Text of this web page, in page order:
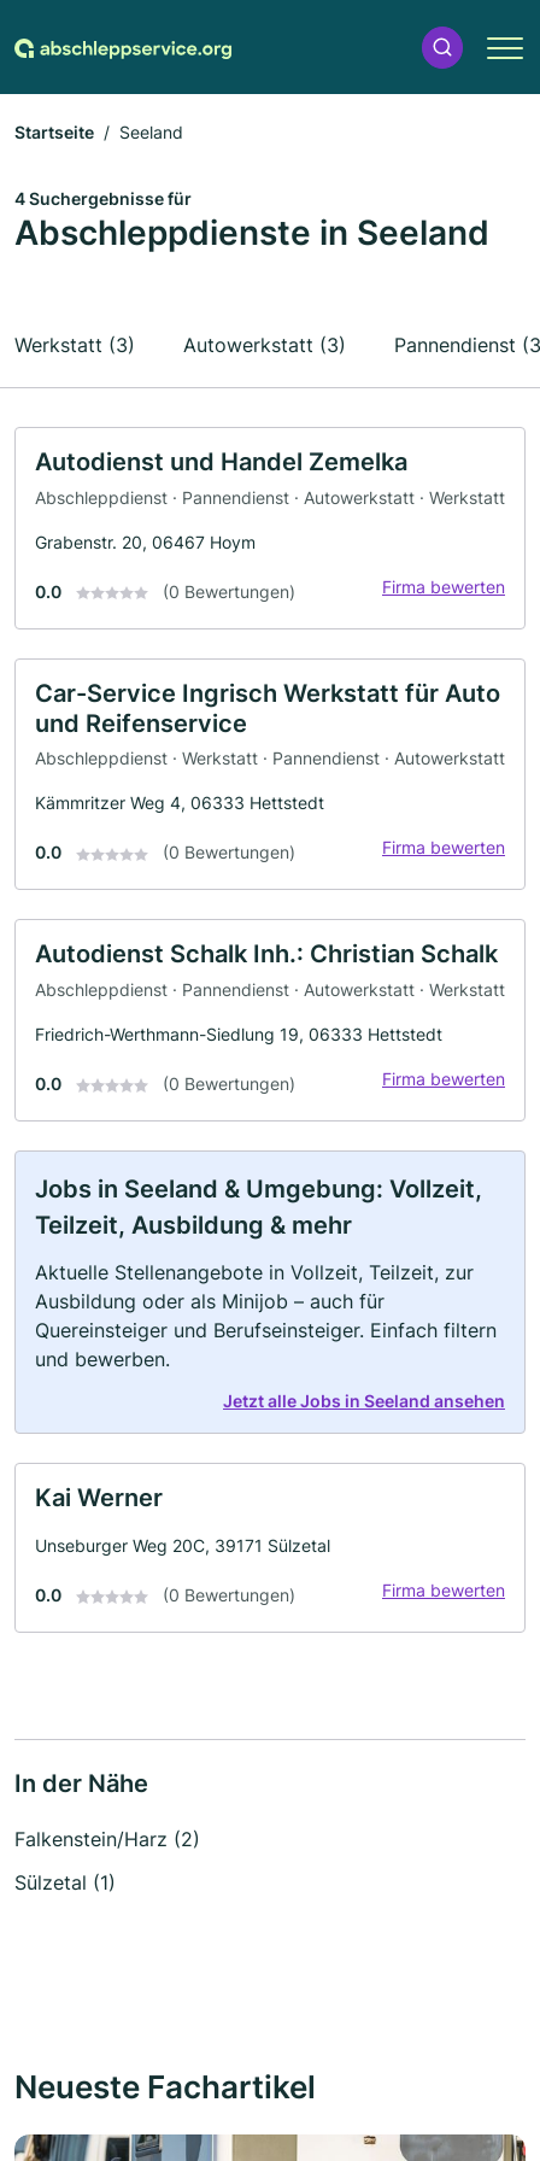
Startseite Seeland
4 Suchergebnisse für
Abschleppdienste in Seeland
Werkstatt (3) Autowerkstatt (3) Pannendienst
Autodienst und Handel Zemelka
Abschleppdienst · Pannendienst · Autowerkstatt · Werkstatt
Grabenstr. 20, 06467 Hoym
0.0 (0 Bewertungen) Firma bewerten
Car-Service Ingrisch Werkstatt für Auto
und Reifenservice
Abschleppdienst · Werkstatt · Pannendienst · Autowerkstatt
Kämmritzer Weg 4, 06333 Hettstedt
0.0 (0 Bewertungen) Firma bewerten
Autodienst Schalk Inh.: Christian Schalk
Abschleppdienst · Pannendienst · Autowerkstatt · Werkstatt
Friedrich-Werthmann-Siedlung 19, 06333 Hettstedt
0.0 (0 Bewertungen) Firma bewerten
Jobs in Seeland & Umgebung: Vollzeit,
Teilzeit, Ausbildung & mehr
Aktuelle Stellenangebote in Vollzeit, Teilzeit, zur
Ausbildung oder als Minijob – auch für
Quereinsteiger und Berufseinsteiger. Einfach filtern
und bewerben.
Jetzt alle Jobs in Seeland ansehen
Kai Werner
Unseburger Weg 20C, 39171 Sülzetal
0.0 (0 Bewertungen) Firma bewerten
In der Nähe
Falkenstein/Harz (2)
Sülzetal (1)
Neueste Fachartikel